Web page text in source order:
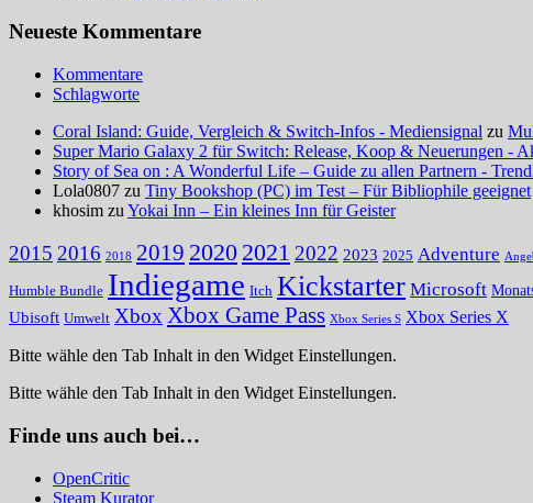
Neueste Kommentare
Kommentare
Schlagworte
Coral Island: Guide, Vergleich & Switch-Infos - Mediensignal zu
Super Mario Galaxy 2 für Switch: Release, Koop & Neuerungen -
Story of Sea on : A Wonderful Life – Guide zu allen Partnern -
Lola0807 zu Tiny Bookshop (PC) im Test – Für Bibliophile geeignet
khosim zu Yokai Inn – Ein kleines Inn für Geister
2015 2016 2018 2019 2020 2021 2022 2023 2025 Adventure
Humble Bundle Indiegame Itch Kickstarter Microsoft
Ubisoft Umwelt Xbox Xbox Game Pass Xbox Series S Xbox Series X
Bitte wähle den Tab Inhalt in den Widget Einstellungen.
Bitte wähle den Tab Inhalt in den Widget Einstellungen.
Finde uns auch bei…
OpenCritic
Steam Kurator